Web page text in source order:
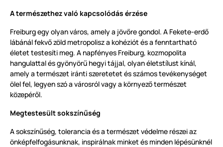
A természethez való kapcsolódás érzése
Freiburg egy olyan város, amely a jövőre gondol. A Fekete-erdő
lábánál fekvő zöld metropolisz a kohéziót és a fenntartható
életet testesíti meg. A napfényes Freiburg, kozmopolita
hangulattal és gyönyörű hegyi tájjal, olyan életstílust kínál,
amely a természet iránti szeretetet és számos tevékenységet
ölel fel, legyen szó a városról vagy a környező természet
közepéről.
Megtestesült sokszínűség
A sokszínűség, tolerancia és a természet védelme részei az
önképfelfogásunknak, inspirálnak minket és minden lépésünknél